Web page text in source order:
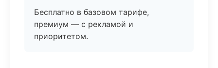
Бесплатно в базовом тарифе,
премиум — с рекламой и
приоритетом.